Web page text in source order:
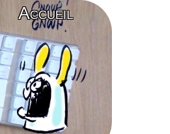
Accueil